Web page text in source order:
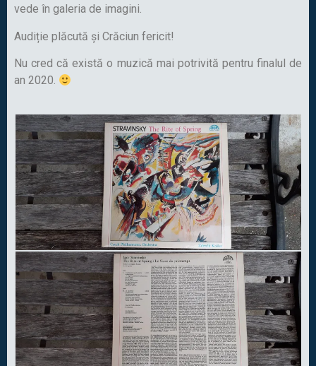
vede în galeria de imagini.
Audiție plăcută și Crăciun fericit!
Nu cred că există o muzică mai potrivită pentru finalul de
an 2020.